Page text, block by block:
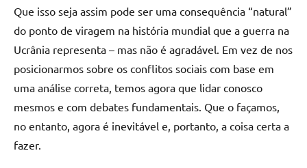
Que isso seja assim pode ser uma consequência “natural”
do ponto de viragem na história mundial que a guerra na
Ucrânia representa – mas não é agradável. Em vez de nos
posicionarmos sobre os conflitos sociais com base em
uma análise correta, temos agora que lidar conosco
mesmos e com debates fundamentais. Que o façamos,
no entanto, agora é inevitável e, portanto, a coisa certa a
fazer.